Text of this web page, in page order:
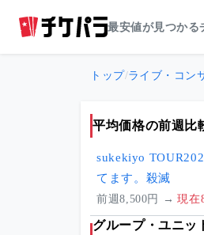
最安値が見つかる
トップ/ライブ・コン
平均価格の前週比
sukekiyo
てます。殺滅
前週8,500円 → 現在
グループ・ユニッ